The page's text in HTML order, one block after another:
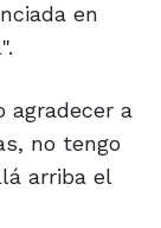
en
agradecer a
no tengo
arriba el